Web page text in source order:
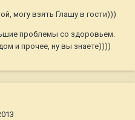
могу взять Глашу в гости)))
проблемы со здоровьем.
и прочее, ну вы знаете))))